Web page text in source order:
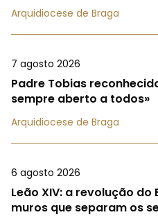
Arquidiocese de Braga
7 agosto 2026
Padre Tobias
sempre aberto a todos»
Arquidiocese de Braga
6 agosto 2026
Leão XIV: a revolução
muros que separam os